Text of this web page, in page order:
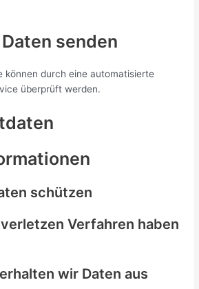
senden
können durch eine automatisierte
überprüft werden.
schützen
Verfahren haben
wir Daten aus